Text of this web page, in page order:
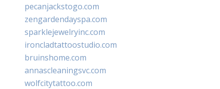
pecanjackstogo.com
zengardendayspa.com
sparklejewelryinc.com
ironcladtattoostudio.com
bruinshome.com
annascleaningsvc.com
wolfcitytattoo.com